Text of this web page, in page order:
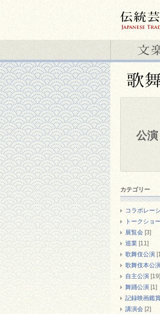
公
カテゴリー
コラボレー
トークショー
展覧会 [3]
巡業 [11]
歌舞伎公演
歌舞伎本公
自主公演 [19]
舞踊公演 [1]
記録映画鑑
講演会 [2]